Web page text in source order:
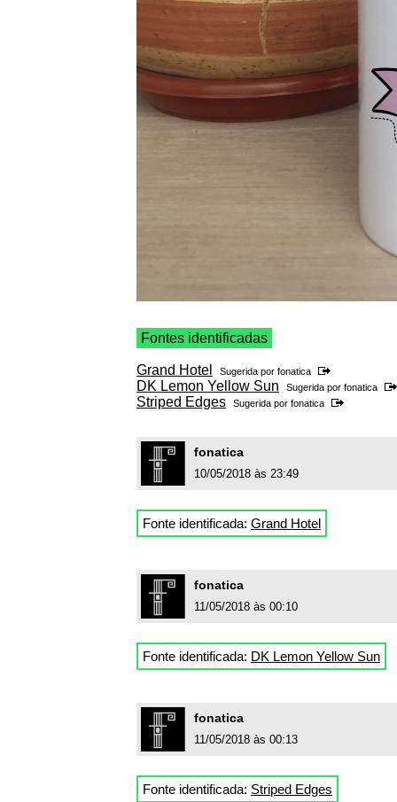
Fontes identificadas
Grand Hotel Sugerida por fonatica
DK Lemon Yellow Sun Sugerida por fonatica
Striped Edges Sugerida por fonatica
fonatica
10/05/2018 às 23:49
Fonte identificada: Grand Hotel
fonatica
11/05/2018 às 00:10
Fonte identificada: DK Lemon Yellow Sun
fonatica
11/05/2018 às 00:13
Fonte identificada: Striped Edges